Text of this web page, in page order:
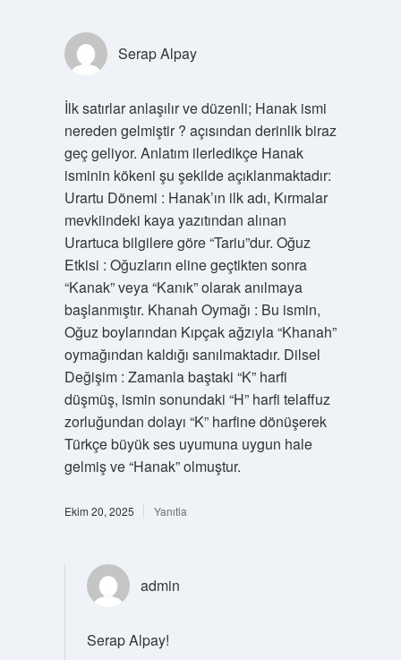
Serap Alpay
İlk satırlar anlaşılır ve düzenli; Hanak ismi
nereden gelmiştir ? açısından derinlik biraz
geç geliyor. Anlatım ilerledikçe Hanak
isminin kökeni şu şekilde açıklanmaktadır:
Urartu Dönemi : Hanak’ın ilk adı, Kırmalar
mevkiindeki kaya yazıtından alınan
Urartuca bilgilere göre “Tariu”dur. Oğuz
Etkisi : Oğuzların eline geçtikten sonra
“Kanak” veya “Kanık” olarak anılmaya
başlanmıştır. Khanah Oymağı : Bu ismin,
Oğuz boylarından Kıpçak ağzıyla “Khanah”
oymağından kaldığı sanılmaktadır. Dilsel
Değişim : Zamanla baştaki “K” harfi
düşmüş, ismin sonundaki “H” harfi telaffuz
zorluğundan dolayı “K” harfine dönüşerek
Türkçe büyük ses uyumuna uygun hale
gelmiş ve “Hanak” olmuştur.
Ekim 20, 2025 Yanıtla
admin
Serap Alpay!